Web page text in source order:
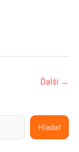
Ďalší →
Hľadať